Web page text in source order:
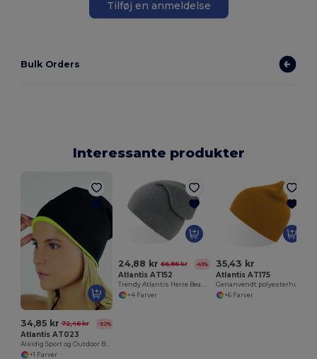
Tilføj en anmeldelse
Bulk Orders
Interessante produkter
34,85 kr 72,46 kr -52%
Atlantis AT023
Alsidig Sport og Outdoor Beanie
+1 Farver
24,88 kr 66,86 kr -63%
Atlantis AT152
Trendy Atlantis Herre Beanie Med Faldende Spids
+4 Farver
35,43 kr
Atlantis AT175
Genanvendt polyesterhue
+6 Farver